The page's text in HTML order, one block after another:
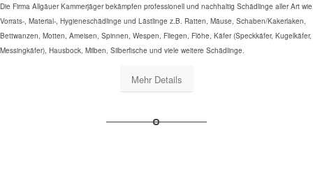
Die Firma Allgäuer Kammerjäger bekämpfen professionell und nachhaltig Schädlinge aller Art wie
Vorrats-, Material-, Hygieneschädlinge und Lästlinge z.B. Ratten, Mäuse, Schaben/Kakerlaken,
Bettwanzen, Motten, Ameisen, Spinnen, Wespen, Fliegen, Flöhe, Käfer (Speckkäfer, Kugelkäfer,
Messingkäfer), Hausbock, Milben, Silberfische und viele weitere Schädlinge.
Mehr Details